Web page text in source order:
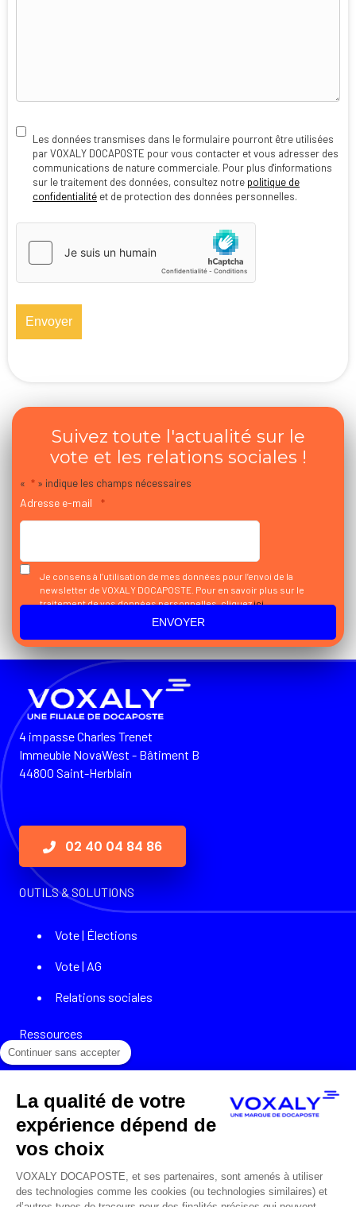
RGPDLes données transmises dans le formulaire pourront être utilisées
par VOXALY DOCAPOSTE pour vous contacter et vous adresser des
communications de nature commerciale. Pour plus d'informations
sur le traitement des données, consultez notre politique de
confidentialité et de protection des données personnelles.
Suivez toute l'actualité sur le
vote et les relations sociales !
« * » indique les champs nécessaires
Adresse e-mail *
Je consens à l’utilisation de mes données pour l’envoi de la
newsletter de VOXALY DOCAPOSTE. Pour en savoir plus sur le
traitement de vos données personnelles, cliquezici
4 impasse Charles Trenet
Immeuble NovaWest - Bâtiment B
44800 Saint-Herblain
02 40 04 84 86
OUTILS & SOLUTIONS
Vote | Élections
Vote | AG
Relations sociales
Ressources
Témoignages
Webinars
Podcasts
Livres blancs
Continuer sans accepter
La qualité de votre
expérience dépend de
vos choix
VOXALY DOCAPOSTE, et ses partenaires, sont amenés à utiliser
des technologies comme les cookies (ou technologies similaires) et